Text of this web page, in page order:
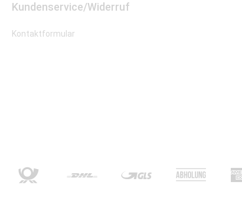
Kundenservice/Widerruf
Kontaktformular